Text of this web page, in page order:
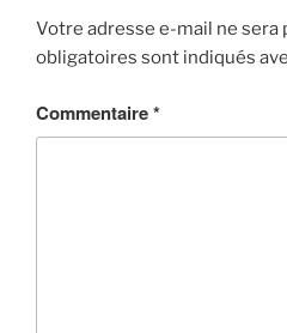
Votre adresse e-mail ne sera
obligatoires sont indiqués
Commentaire*